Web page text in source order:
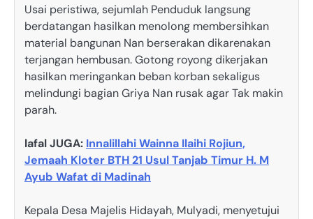
Usai peristiwa, sejumlah Penduduk langsung
berdatangan hasilkan menolong membersihkan
material bangunan Nan berserakan dikarenakan
terjangan hembusan. Gotong royong dikerjakan
hasilkan meringankan beban korban sekaligus
melindungi bagian Griya Nan rusak agar Tak makin
parah.
lafal JUGA: Innalillahi Wainna Ilaihi Rojiun,
Jemaah Kloter BTH 21 Usul Tanjab Timur H. M
Ayub Wafat di Madinah
Kepala Desa Majelis Hidayah, Mulyadi, menyetujui